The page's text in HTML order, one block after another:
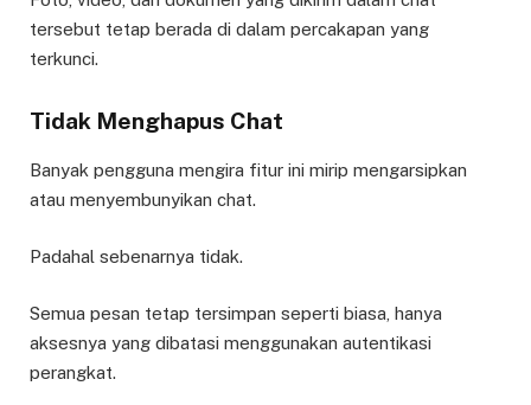
tersebut tetap berada di dalam percakapan yang
terkunci.
Tidak Menghapus Chat
Banyak pengguna mengira fitur ini mirip mengarsipkan
atau menyembunyikan chat.
Padahal sebenarnya tidak.
Semua pesan tetap tersimpan seperti biasa, hanya
aksesnya yang dibatasi menggunakan autentikasi
perangkat.